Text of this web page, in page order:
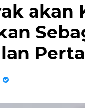
akan